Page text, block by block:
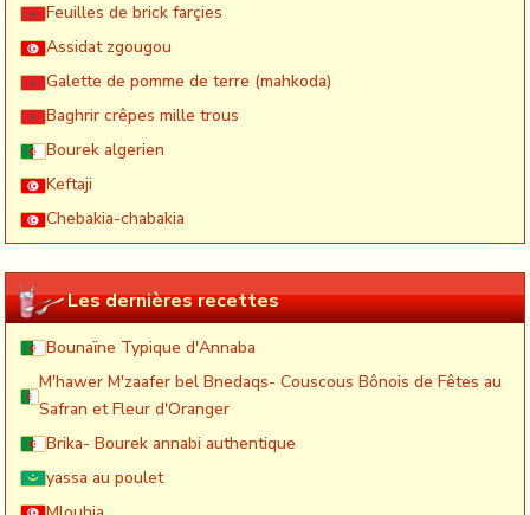
Feuilles de brick farçies
Assidat zgougou
Galette de pomme de terre (mahkoda)
Baghrir crêpes mille trous
Bourek algerien
Keftaji
Chebakia-chabakia
Les dernières recettes
Bounaïne Typique d'Annaba
M'hawer M'zaafer bel Bnedaqs- Couscous Bônois de Fêtes au
Safran et Fleur d'Oranger
Brika- Bourek annabi authentique
yassa au poulet